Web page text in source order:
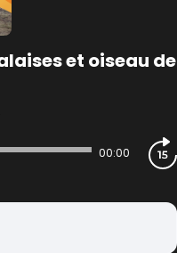
et oiseau de
00:00